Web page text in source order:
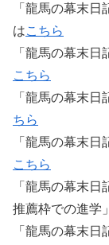
「龍馬の幕末
はこちら
「龍馬の幕末
こちら
「龍馬の幕末
ちら
「龍馬の幕末
こちら
「龍馬の幕末
推薦枠での進学
「龍馬の幕末